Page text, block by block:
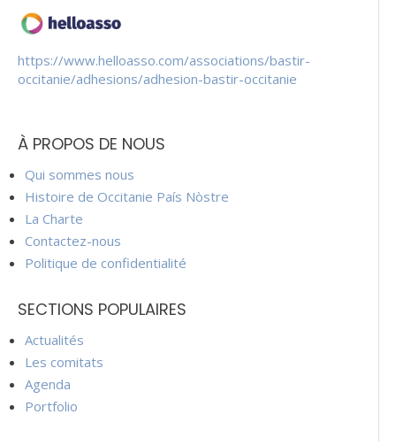
https://www.helloasso.com/associations/bastir-
occitanie/adhesions/adhesion-bastir-occitanie
À PROPOS DE NOUS
Qui sommes nous
Histoire de Occitanie País Nòstre
La Charte
Contactez-nous
Politique de confidentialité
SECTIONS POPULAIRES
Actualités
Les comitats
Agenda
Portfolio